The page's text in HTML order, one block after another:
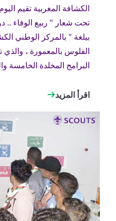
الكشافة المغربية تقيم
تحت شعار " ربيع الوفاء ..
بيلغة " بالمركز الوطني
الفلوس بالمعمورة ،
البرامج المخلدة الخامسة
اقرأ المزيد